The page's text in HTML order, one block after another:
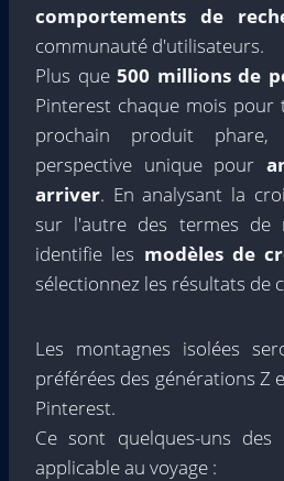
comportements de
communauté d'utilisateurs.
Plus que500 millions de
Pinterest chaque mois
prochain produit
perspective unique pour
arriver. En analysant la
sur l'autre des termes de
identifie les modèles de
sélectionnez les résultats de
Les montagnes isolées
préférées des générations Z
Pinterest.
Ce sont quelques-uns des
applicable au voyage :